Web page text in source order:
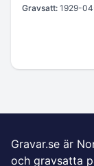
Gravsatt: 1929-
Gravar.se är
och gravsatta